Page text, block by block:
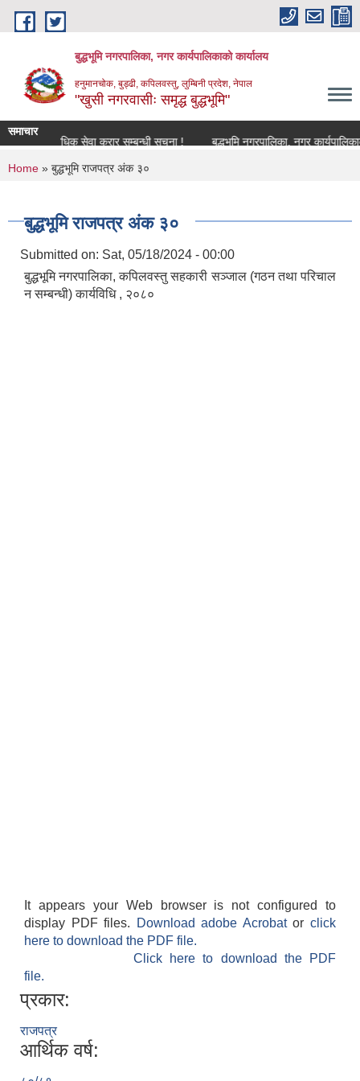
Skip to main content
बुद्धभूमि नगरपालिका, नगर कार्यपालिकाको कार्यालय
हनुमानचोक, बुड्ढी, कपिलवस्तु, लुम्बिनी प्रदेश, नेपाल
"खुसी नगरवासीः समृद्ध बुद्धभूमि"
समाचार
प्राविधिक सेवा करार सम्बन्धी सूचना !
बुद्धभूमि नगरपालिका, नगर
You are here
Home » बुद्धभूमि राजपत्र अंक ३०
बुद्धभूमि राजपत्र अंक ३०
Submitted on: Sat, 05/18/2024 - 00:00
बुद्धभूमि नगरपालिका, कपिलवस्तु सहकारी सञ्जाल (गठन तथा परिचाल
न सम्बन्धी) कार्यविधि , २०८०
It appears your Web browser is not configured to
display PDF files.
Download adobe Acrobatorclick
here to download the PDF file.
Click here to download the PDF
file.
प्रकार:
राजपत्र
आर्थिक वर्ष: